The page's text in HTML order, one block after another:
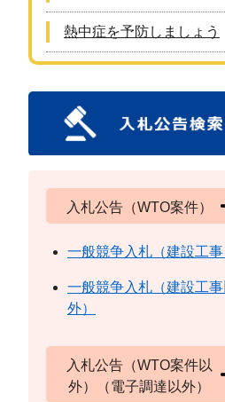
熱中症を予防しましょう
入札公告（WTO案件）
一般競争入札（建設工事
一般競争入札（建設工事
外）
入札公告（WTO案件以
外）（電子調達以外）